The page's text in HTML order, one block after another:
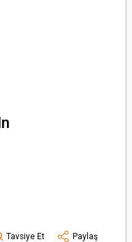
Tavsiye Et
Paylaş